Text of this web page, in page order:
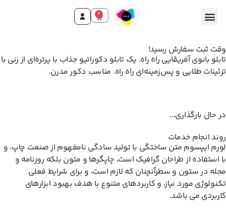
0
وقت ثبت سفارش رسید!
تابلو بانوی آفریقایی راه راه. یک تابلو دکوراتیو جذاب با پرتره‌ای از زنی با
تزئینات طلایی و پس‌زمینه‌ای راه راه. مناسب دکور مدرن.
در حال بارگذاری...
روند انجام خدمات
لورم ایپسوم متن ساختگی با تولید سادگی نامفهوم از صنعت چاپ، و
با استفاده از طراحان گرافیک است، چاپگرها و متون بلکه روزنامه و
مجله در ستون و سطرآنچنان که لازم است، و برای شرایط فعلی
تکنولوژی مورد نیاز، و کاربردهای متنوع با هدف بهبود ابزارهای
کاربردی می باشد.